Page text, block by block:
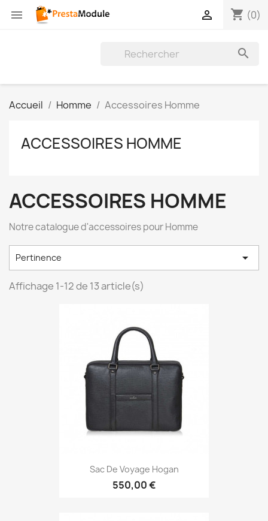
 shopping_cart (0)


Accueil Homme Accessoires Homme
ACCESSOIRES HOMME
ACCESSOIRES HOMME
Notre catalogue d'accessoires pour Homme
Pertinence 
Affichage 1-12 de 13 article(s)
Sac De Voyage Hogan
550,00 €